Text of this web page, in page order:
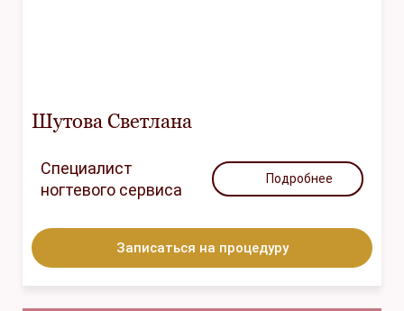
Шутова Светлана
Специалист
ногтевого сервиса
Подробнее
Записаться на процедуру